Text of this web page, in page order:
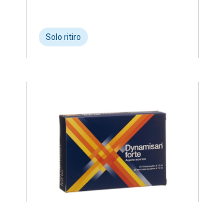
Solo ritiro